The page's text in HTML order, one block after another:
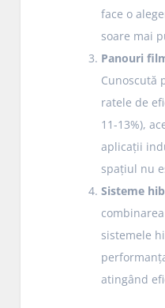
face o
soare mai
Panouri
Cunoscută
ratele de
11-13%),
aplicații
spațiul nu
Sisteme
sistemele
atingând